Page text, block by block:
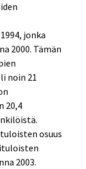
jonka
2000. Tämän
noin 21
20,4
osuus
2003.